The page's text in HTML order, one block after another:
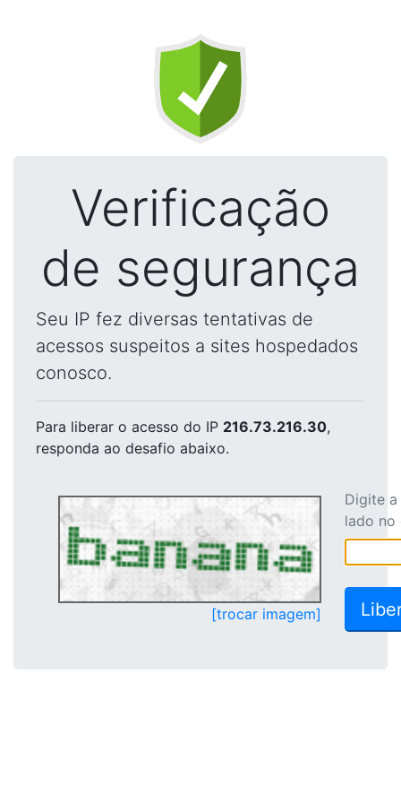
Verificação
de segurança
Seu IP fez diversas tentativas de
acessos suspeitos a sites hospedados
conosco.
Para liberar o acesso do IP 216.73.216.30,
responda ao desafio abaixo.
[trocar imagem]
Digite
lado no